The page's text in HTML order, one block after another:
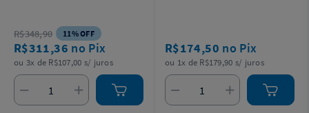
R$348,90 11% OFF
R$311,36 no Pix
ou 3x de R$107,00 s/ juros
R$174,50 no Pix
ou 1x de R$179,90 s/ juros